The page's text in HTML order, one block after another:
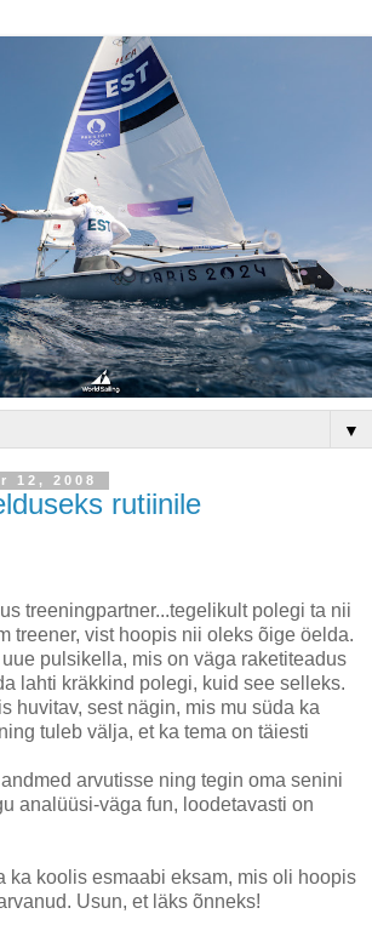
▼
12, 2008
rutiinile
treeningpartner...tegelikult polegi ta nii
treener, vist hoopis nii oleks õige öelda.
pulsikella, mis on väga raketiteadus
lahti kräkkind polegi, kuid see selleks.
huvitav, sest nägin, mis mu süda ka
tuleb välja, et ka tema on täiesti
arvutisse ning tegin oma senini
analüüsi-väga fun, loodetavasti on
ka koolis esmaabi eksam, mis oli hoopis
Usun, et läks õnneks!